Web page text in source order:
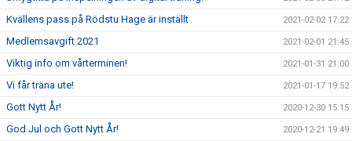
Kvällens pass på Rödstu Hage är inställt 2021-02-02 17:22
Medlemsavgift 2021 2021-02-01 21:45
Viktig info om vårterminen! 2021-01-31 21:00
Vi får träna ute! 2021-01-17 19:52
Gott Nytt År! 2020-12-30 15:15
God Jul och Gott Nytt År! 2020-12-21 19:49